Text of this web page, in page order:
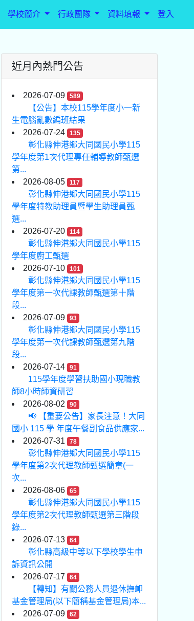
學校簡介 行政團隊 資料填報 登入
近月內熱門公告
2026-07-09 589
【公告】本校115學年度小一新
生電腦亂數編班結果
2026-07-24
135
彰化縣伸港鄉大同國民小學115
學年度第1次代理專任輔導教師甄選
第...
2026-08-05
117
彰化縣伸港鄉大同國民小學115
學年度特教助理員暨學生助理員甄
選...
2026-07-20
114
彰化縣伸港鄉大同國民小學115
學年度廚工甄選
2026-07-10
101
彰化縣伸港鄉大同國民小學115
學年度第一次代課教師甄選第十階
段...
2026-07-09
93
彰化縣伸港鄉大同國民小學115
學年度第一次代課教師甄選第九階
段...
2026-07-14
91
115學年度學習扶助國小現職教
師8小時師資研習
2026-08-02
90
📢 【重要公告】家長注意！大同
國小 115 學 年度午餐副食品供應家...
2026-07-31
78
彰化縣伸港鄉大同國民小學115
學年度第2次代理教師甄選簡章(一
次...
2026-08-06
65
彰化縣伸港鄉大同國民小學115
學年度第2次代理教師甄選第三階段
錄...
2026-07-13
64
彰化縣高級中等以下學校學生申
訴資訊公開
2026-07-17
64
【轉知】有關公務人員退休撫卹
基金管理局(以下簡稱基金管理局)本...
2026-07-09
62